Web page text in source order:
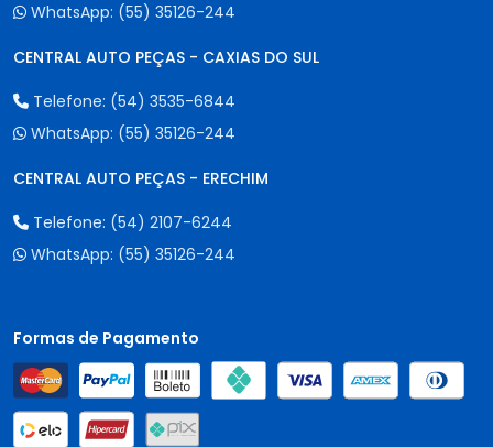
WhatsApp: (55) 35126-244
CENTRAL AUTO PEÇAS - CAXIAS DO SUL
Telefone: (54) 3535-6844
WhatsApp: (55) 35126-244
CENTRAL AUTO PEÇAS - ERECHIM
Telefone: (54) 2107-6244
WhatsApp: (55) 35126-244
Formas de Pagamento